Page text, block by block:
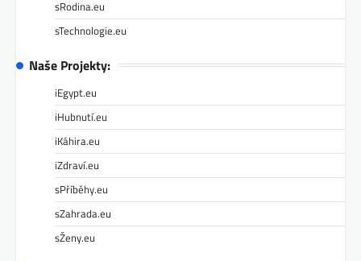
sRodina.eu
sTechnologie.eu
Naše Projekty:
iEgypt.eu
iHubnutí.eu
iKáhira.eu
iZdraví.eu
sPříběhy.eu
sZahrada.eu
sŽeny.eu